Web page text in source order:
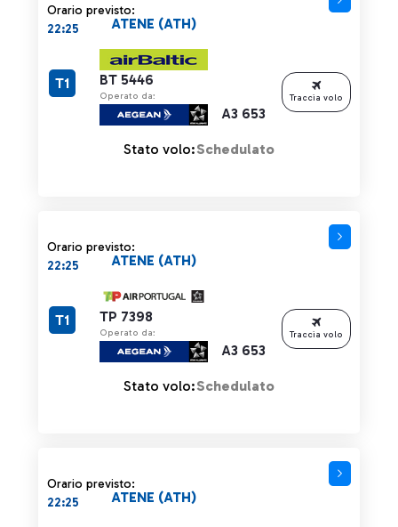
Orario previsto:
22:25
BT 5446
Operato da:
A3 653
ATENE (ATH)
T1
Stato volo:Schedulato
Traccia volo
Orario previsto:
22:25
TP 7398
Operato da:
A3 653
ATENE (ATH)
T1
Stato volo:Schedulato
Traccia volo
Orario previsto:
22:25
ATENE (ATH)